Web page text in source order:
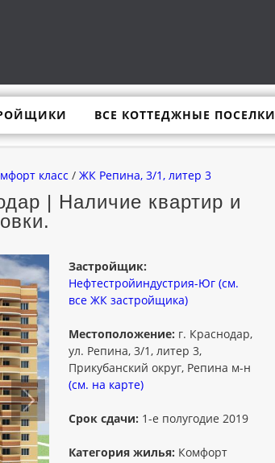
ВСЕ КОТТЕДЖНЫЕ ПОСЕЛКИ
класс / ЖК Репина, 3/1, литер 3
| Наличие квартир и
Застройщик:
Нефтестройиндустрия-Юг (см.
все ЖК застройщика)
Местоположение: г. Краснодар,
ул. Репина, 3/1, литер 3,
Прикубанский округ, Репина м-н
(см. на карте)
Срок сдачи: 1-е полугодие 2019
Категория жилья: Комфорт